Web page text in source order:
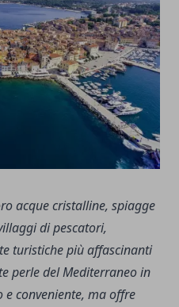
acque cristalline, spiagge
di pescatori,
turistiche più affascinanti
perle del Mediterraneo in
conveniente, ma offre